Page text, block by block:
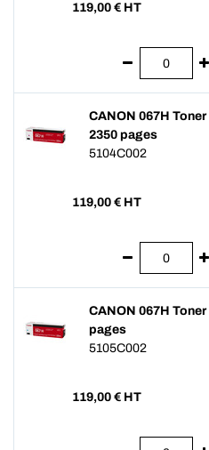
119,00 € HT
CANON 067H
2350 pages
5104C002
119,00 € HT
CANON 067H
pages
5105C002
119,00 € HT